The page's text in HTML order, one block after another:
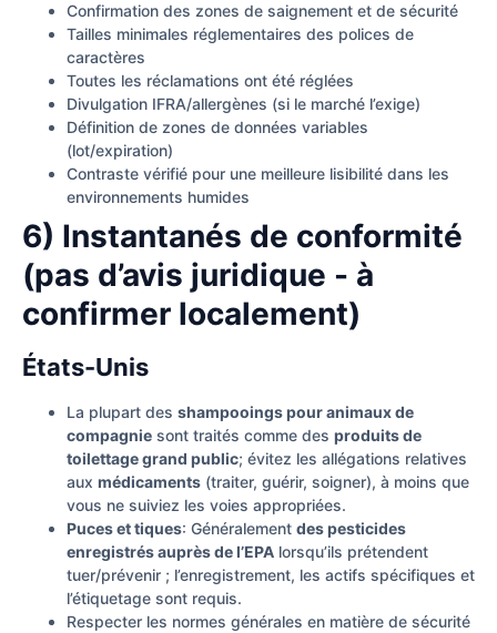
Confirmation des zones de saignement et de sécurité
Tailles minimales réglementaires des polices de
caractères
Toutes les réclamations ont été réglées
Divulgation IFRA/allergènes (si le marché l’exige)
Définition de zones de données variables
(lot/expiration)
Contraste vérifié pour une meilleure lisibilité dans les
environnements humides
6) Instantanés de conformité
(pas d’avis juridique - à
confirmer localement)
États-Unis
La plupart des shampooings pour animaux de
compagnie sont traités comme des produits de
toilettage grand public; évitez les allégations relatives
aux médicaments (traiter, guérir, soigner), à moins que
vous ne suiviez les voies appropriées.
Puces et tiques: Généralement des pesticides
enregistrés auprès de l’EPA lorsqu’ils prétendent
tuer/prévenir ; l’enregistrement, les actifs spécifiques et
l’étiquetage sont requis.
Respecter les normes générales en matière de sécurité